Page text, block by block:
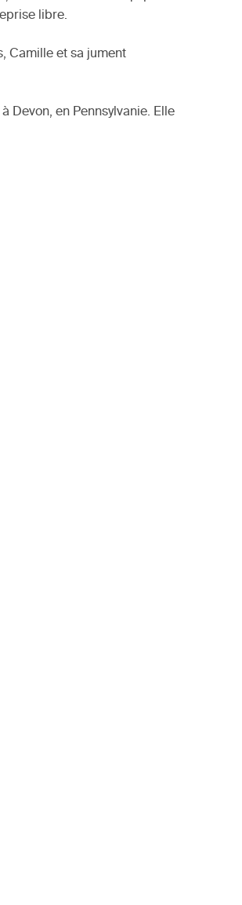
libre.
Camille et sa jument
à Devon, en Pennsylvanie. Elle